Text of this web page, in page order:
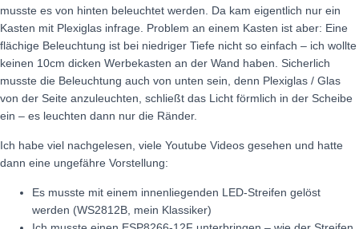
musste es von hinten beleuchtet werden. Da kam eigentlich nur ein
Kasten mit Plexiglas infrage. Problem an einem Kasten ist aber: Eine
flächige Beleuchtung ist bei niedriger Tiefe nicht so einfach – ich wollte
keinen 10cm dicken Werbekasten an der Wand haben. Sicherlich
musste die Beleuchtung auch von unten sein, denn Plexiglas / Glas
von der Seite anzuleuchten, schließt das Licht förmlich in der Scheibe
ein – es leuchten dann nur die Ränder.
Ich habe viel nachgelesen, viele Youtube Videos gesehen und hatte
dann eine ungefähre Vorstellung:
Es musste mit einem innenliegenden LED-Streifen gelöst
werden (WS2812B, mein Klassiker)